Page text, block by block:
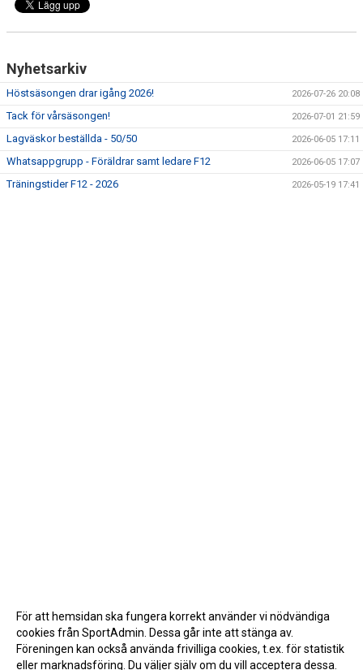
Nyhetsarkiv
Höstsäsongen drar igång 2026! 2026-07-26 20:08
Tack för vårsäsongen! 2026-07-01 21:59
Lagväskor beställda - 50/50 2026-06-05 17:11
Whatsappgrupp - Föräldrar samt ledare F12 2026-06-05 17:07
Träningstider F12 - 2026 2026-05-19 17:41
För att hemsidan ska fungera korrekt använder vi nödvändiga
cookies från SportAdmin. Dessa går inte att stänga av.
Föreningen kan också använda frivilliga cookies, t.ex. för statistik
eller marknadsföring. Du väljer själv om du vill acceptera dessa.